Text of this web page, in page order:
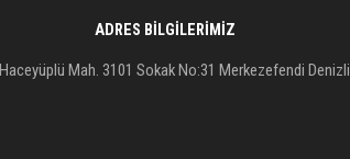
ADRES BILGILERIMIZ
Haceyüplü Mah. 3101 Sokak No:31 Merkezefendi Denizli